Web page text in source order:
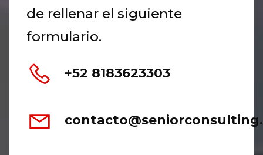
de rellenar el siguiente
formulario.
+52 8183623303